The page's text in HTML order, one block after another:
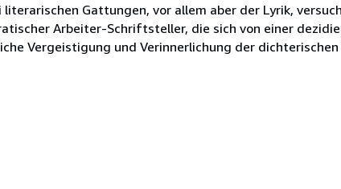
literarischen Gattungen, vor allem aber der Lyrik,
Arbeiter-Schriftsteller, die sich von einer
Vergeistigung und Verinnerlichung der